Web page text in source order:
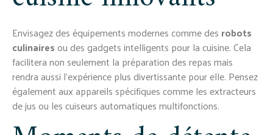
Envisagez des équipements modernes comme des robots
culinaires ou des gadgets intelligents pour la cuisine. Cela
facilitera non seulement la préparation des repas mais
rendra aussi l’expérience plus divertissante pour elle. Pensez
également aux appareils spécifiques comme les extracteurs
de jus ou les cuiseurs automatiques multifonctions.